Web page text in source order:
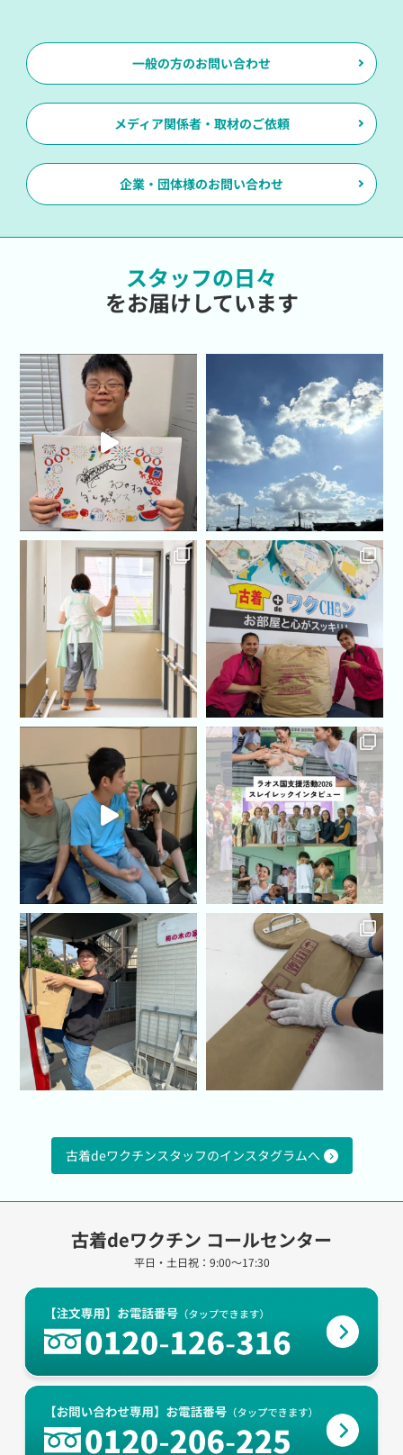
一般の方のお問い合わせ
メディア関係者・取材のご依頼
企業・団体様のお問い合わせ
スタッフの日々
をお届けしています
古着deワクチンスタッフのインスタグラムへ
古着deワクチン コールセンター
平日・土日祝：9:00～17:30